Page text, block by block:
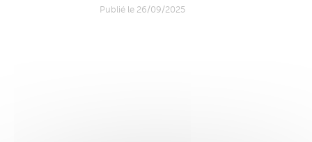
Publié le 26/09/2025